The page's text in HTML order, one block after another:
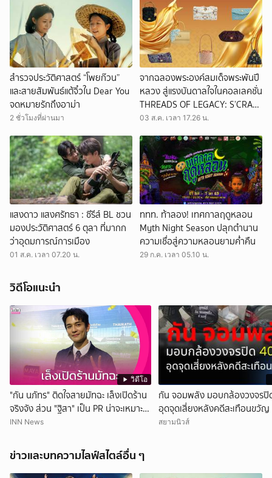
สำรวจประวัติศาสตร์ “โพยก๊วน”
และสายสัมพันธ์แต้จิ๋วใน Dear You
จดหมายรักถึงอาม่า
2 ชั่วโมงที่ผ่านมา
จากฉลองพระองค์สมเด็จพระพันปี
หลวง สู่แรงบันดาลใจในคอลเลคชั่น
THREADS OF LEGACY: S’CRAFT
2026
03 ส.ค. เวลา 17.26 น.
แสงดาว แสงศรัทธา : ซีรีส์ BL ชวน
มองประวัติศาสตร์ 6 ตุลา ที่มากก
ว่าอุดมการณ์การเมือง
01 ส.ค. เวลา 07.20 น.
ททท. ท้าลอง! เทศกาลฤดูหลอน
Myth Night Season ปลุกตำนาน
ความเชื่อสู่ความหลอนยามค่ำคืน
29 ก.ค. เวลา 05.10 น.
วิดีโอแนะนำ
วิดีโอ
"กัน นภัทร" ติดใจสายมัทฉะ เล็งเปิดร้าน
จริงจัง ส่วน "ฐิสา" เป็น PR น่าจะเหมาะ
กว่า
INN News
กัน จอมพลัง มอบกล้องวงจรปิ
อุดจุดเสี่ยงหลังคดีสะเทือนขวัญ
สยามนิวส์
ข่าวและบทความไลฟ์สไตล์อื่น ๆ